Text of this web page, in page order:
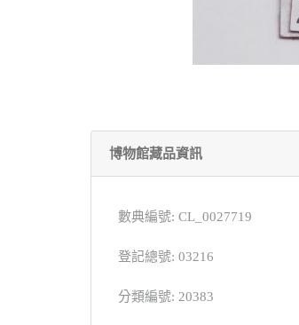
博物館藏品資訊
數典編號: CL_0027719
登記總號: 03216
分類編號: 20383